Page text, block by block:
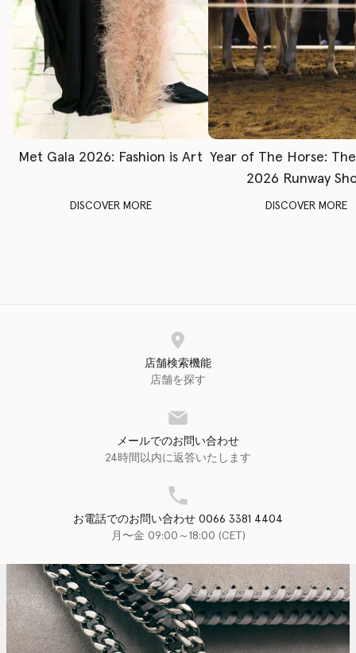
Met Gala 2026: Fashion is Art
DISCOVER MORE
Year of The Horse:
2026 Runway
DISCOVER MORE
店舗検索機能
店舗を探す
メールでのお問い合わせ
24時間以内に返答いたします
お電話でのお問い合わせ 0066 3381 4404
月〜金 09:00～18:00 (CET)